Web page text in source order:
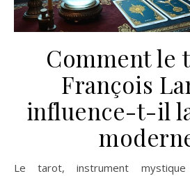
Comment le
François
influence-t-il
Le tarot, instrument mystique et révélateur par